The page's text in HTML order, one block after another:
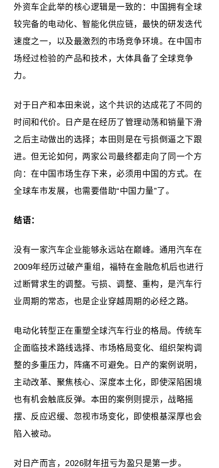
外资车企此举的核心逻辑是一致的：中国拥有全球
较完备的电动化、智能化供应链，最快的研发迭代
速度之一，以及最激烈的市场竞争环境。在中国市
场经过检验的产品和技术，大体具备了全球竞争
力。
对于日产和本田来说，这个共识的达成花了不同的
时间和代价。日产是在经历了管理动荡和销量下滑
之后主动做出的选择；本田则是在亏损倒逼之下跟
进。但无论如何，两家公司最终都走向了同一个方
向：在中国市场生存下来，必须用中国的方式。在
全球车市发展，也需要借助“中国力量”了。
结语：
没有一家汽车企业能够永远站在巅峰。通用汽车在
2009年经历过破产重组，福特在金融危机后也进行
过断臂求生的调整。亏损、调整、重构，是汽车行
业周期的常态，也是企业穿越周期的必经之路。
电动化转型正在重塑全球汽车行业的格局。传统车
企面临技术路线选择、市场格局变化、组织架构调
整的多重压力，阵痛不可避免。日产的案例说明，
主动改革、聚焦核心、深度本土化，即使深陷困境
也有机会触底反弹。本田的案例则提示，战略摇
摆、反应迟缓、忽视市场变化，即使根基深厚也会
陷入被动。
对日产而言，2026财年扭亏为盈只是第一步。